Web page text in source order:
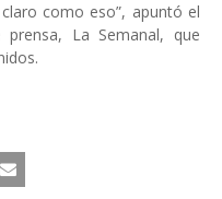
como eso”, apuntó el
La Semanal, que